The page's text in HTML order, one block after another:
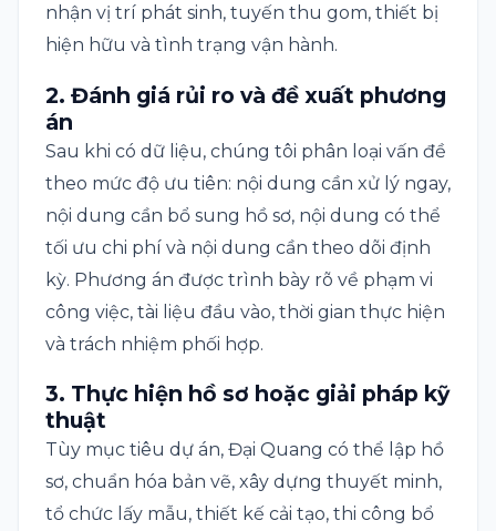
nhận vị trí phát sinh, tuyến thu gom, thiết bị
hiện hữu và tình trạng vận hành.
2. Đánh giá rủi ro và đề xuất phương
án
Sau khi có dữ liệu, chúng tôi phân loại vấn đề
theo mức độ ưu tiên: nội dung cần xử lý ngay,
nội dung cần bổ sung hồ sơ, nội dung có thể
tối ưu chi phí và nội dung cần theo dõi định
kỳ. Phương án được trình bày rõ về phạm vi
công việc, tài liệu đầu vào, thời gian thực hiện
và trách nhiệm phối hợp.
3. Thực hiện hồ sơ hoặc giải pháp kỹ
thuật
Tùy mục tiêu dự án, Đại Quang có thể lập hồ
sơ, chuẩn hóa bản vẽ, xây dựng thuyết minh,
tổ chức lấy mẫu, thiết kế cải tạo, thi công bổ